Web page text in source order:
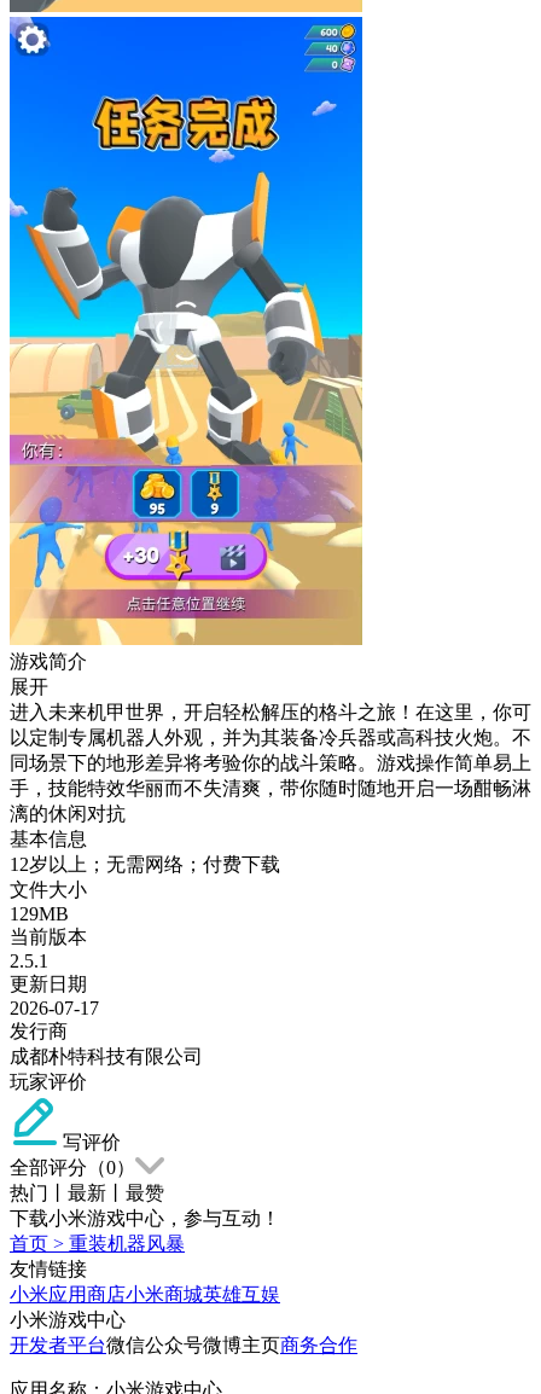
游戏简介
展开
进入未来机甲世界，开启轻松解压的格斗之旅！在这里，你可
以定制专属机器人外观，并为其装备冷兵器或高科技火炮。不
同场景下的地形差异将考验你的战斗策略。游戏操作简单易上
手，技能特效华丽而不失清爽，带你随时随地开启一场酣畅淋
漓的休闲对抗
基本信息
12岁以上；无需网络；付费下载
文件大小
129MB
当前版本
2.5.1
更新日期
2026-07-17
发行商
成都朴特科技有限公司
玩家评价
写评价
全部评分（0）
热门
最新
最赞
下载小米游戏中心，参与互动！
首页 > 重装机器风暴
友情链接
小米应用商店小米商城英雄互娱
小米游戏中心
开发者平台微信公众号微博主页商务合作
应用名称：小米游戏中心